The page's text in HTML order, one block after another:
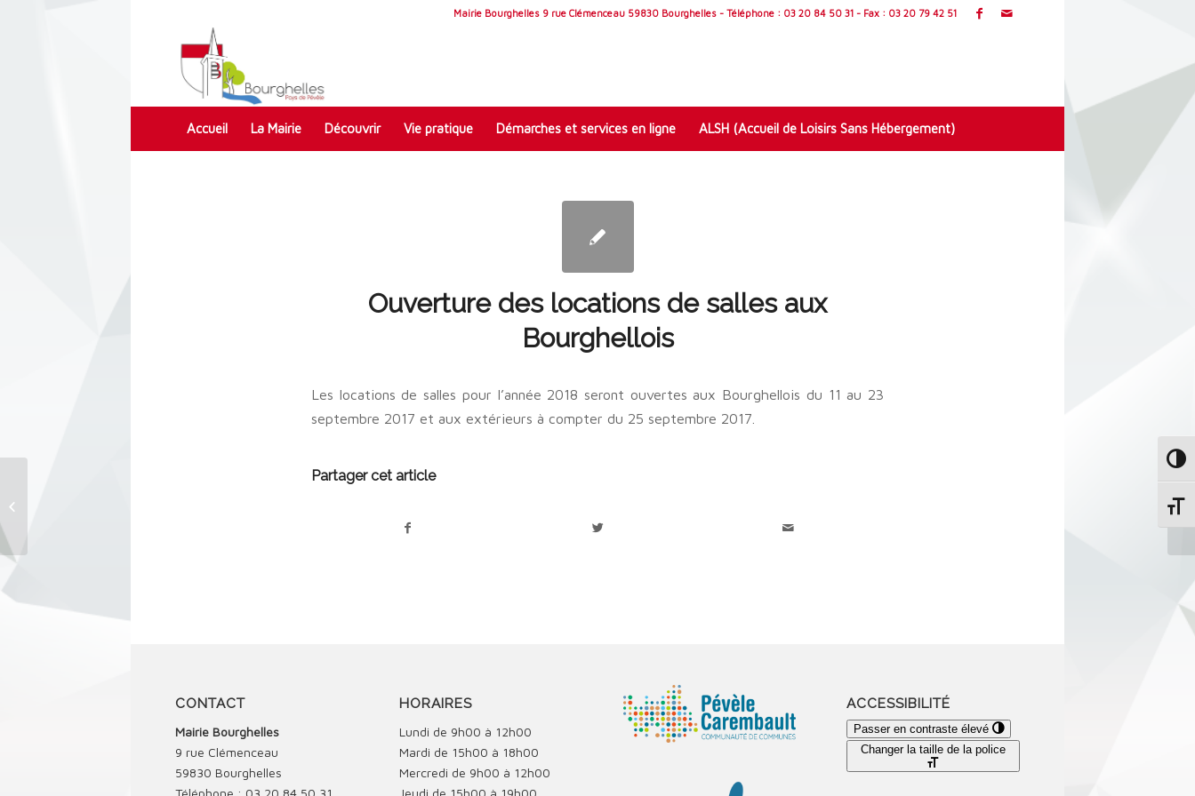
Mairie Bourghelles 9 rue Clémenceau 59830 Bourghelles - Téléphone : 03 20 84 50 31 - Fax : 03 20 79 42 51
Accueil La Mairie Découvrir Vie pratique Démarches et services en ligne ALSH (Accueil de Loisirs Sans Hébergement)
Ouverture des locations de salles aux
Bourghellois
Les locations de salles pour l’année 2018 seront ouvertes aux Bourghellois du 11 au 23
septembre 2017 et aux extérieurs à compter du 25 septembre 2017.
Partager cet article
CONTACT
Mairie Bourghelles
9 rue Clémenceau
59830 Bourghelles
HORAIRES
Lundi de 9h00 à 12h00
Mardi de 15h00 à 18h00
Mercredi de 9h00 à 12h00
ACCESSIBILITÉ
Passer en contraste élevé
Changer la taille de la police